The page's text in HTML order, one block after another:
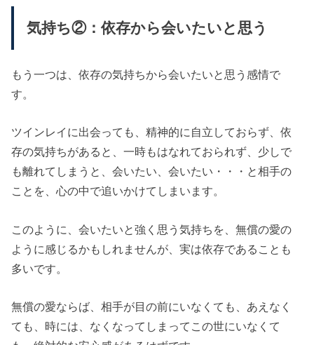
気持ち②：依存から会いたいと思う
もう一つは、依存の気持ちから会いたいと思う感情で
す。
ツインレイに出会っても、精神的に自立しておらず、依
存の気持ちがあると、一時もはなれておられず、少しで
も離れてしまうと、会いたい、会いたい・・・と相手の
ことを、心の中で追いかけてしまいます。
このように、会いたいと強く思う気持ちを、無償の愛の
ように感じるかもしれませんが、実は依存であることも
多いです。
無償の愛ならば、相手が目の前にいなくても、あえなく
ても、時には、なくなってしまってこの世にいなくて